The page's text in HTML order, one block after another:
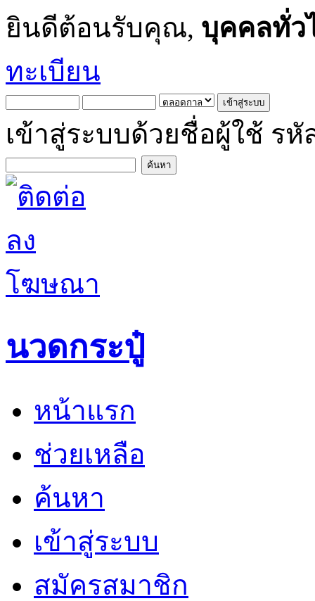
ยินดีต้อนรับคุณ, บุคคลทั่ว
ทะเบียน
เข้าสู่ระบบด้วยชื่อผู้ใช้ รหั
นวดกระปู๋
หน้าแรก
ช่วยเหลือ
ค้นหา
เข้าสู่ระบบ
สมัครสมาชิก